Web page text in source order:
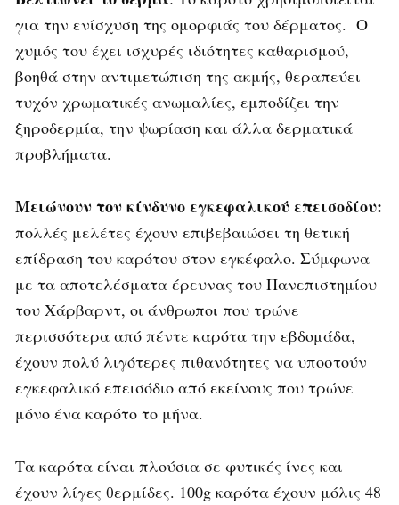
για την ενίσχυση της ομορφιάς του δέρματος. Ο
χυμός του έχει ισχυρές ιδιότητες καθαρισμού,
βοηθά στην αντιμετώπιση της ακμής, θεραπεύει
τυχόν χρωματικές ανωμαλίες, εμποδίζει την
ξηροδερμία, την ψωρίαση και άλλα δερματικά
προβλήματα.
Μειώνουν τον κίνδυνο εγκεφαλικού επεισοδίου:
πολλές μελέτες έχουν επιβεβαιώσει τη θετική
επίδραση του καρότου στον εγκέφαλο. Σύμφωνα
με τα αποτελέσματα έρευνας του Πανεπιστημίου
του Χάρβαρντ, οι άνθρωποι που τρώνε
περισσότερα από πέντε καρότα την εβδομάδα,
έχουν πολύ λιγότερες πιθανότητες να υποστούν
εγκεφαλικό επεισόδιο από εκείνους που τρώνε
μόνο ένα καρότο το μήνα.
Τα καρότα είναι πλούσια σε φυτικές ίνες και
έχουν λίγες θερμίδες. 100g καρότα έχουν μόλις 48